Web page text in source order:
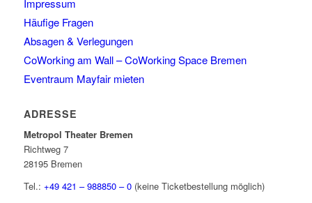
Impressum
Häufige Fragen
Absagen & Verlegungen
CoWorking am Wall – CoWorking Space Bremen
Eventraum Mayfair mieten
ADRESSE
Metropol Theater Bremen
Richtweg 7
28195 Bremen
Tel.: +49 421 – 988850 – 0(keine Ticketbestellung möglich)